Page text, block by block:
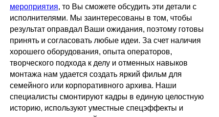
мероприятия, то Вы сможете обсудить эти детали с
исполнителями. Мы заинтересованы в том, чтобы
результат оправдал Ваши ожидания, поэтому готовы
принять и согласовать любые идеи. За счет наличия
хорошего оборудования, опыта операторов,
творческого подхода к делу и отменных навыков
монтажа нам удается создать яркий фильм для
семейного или корпоративного архива. Наши
специалисты смонтируют кадры в единую целостную
историю, используют уместные спецэффекты и